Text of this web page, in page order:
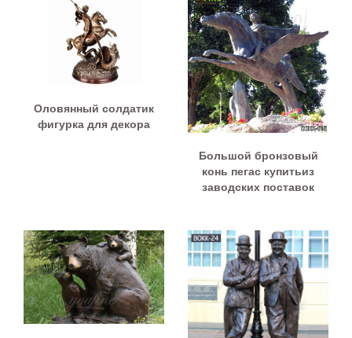
Оловянный солдатик
фигурка для декора
Большой бронзовый
конь пегас купитьиз
заводских поставок